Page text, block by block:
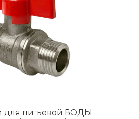
для питьевой ВОДЫ